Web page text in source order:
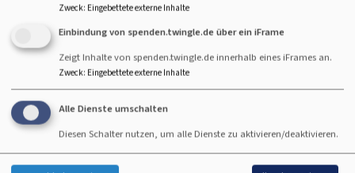
Do, 1.10. 19:15 Uhr
Klang&Spirit
Chorprobe
Christuskirche, Kaufbeuren-Neugablonz
Zweck: Eingebettete externe Inhalte
Einbindung von spenden.twingle.de über ein iFrame
Zeigt Inhalte von spenden.twingle.de innerhalb eines iFrames an.
Zweck: Eingebettete externe Inhalte
Alle Dienste umschalten
Diesen Schalter nutzen, um alle Dienste zu aktivieren/deaktivieren.